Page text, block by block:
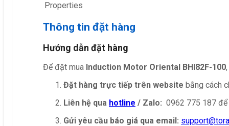
Properties
Thông tin đặt hàng
Hướng dẫn đặt hàng
Để đặt mua Induction Motor Oriental BHI82F-100
Đặt hàng trực tiếp trên website bằng cách
Liên hệ qua hotline / Zalo: 0962 775 187
Gửi yêu cầu báo giá qua email: